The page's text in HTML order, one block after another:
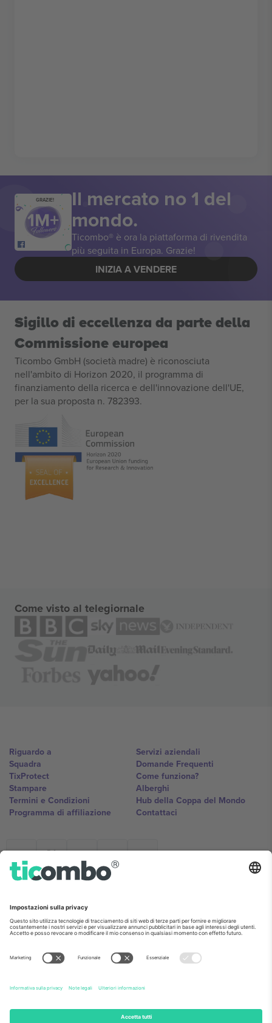
GRAZIE! Il mercato no 1 del
mondo.
Ticombo® è ora la piattaforma di rivendita
più seguita in Europa. Grazie!
INIZIA A VENDERE
Sigillo di eccellenza da parte della
Commissione europea
Ticombo GmbH (società madre) è riconosciuta
nell'ambito di Horizon 2020, il programma di
finanziamento della ricerca e dell'innovazione dell'UE,
per la sua proposta n. 782393.
Come visto al telegiornale
Riguardo a
Squadra
TixProtect
Stampare
Termini e Condizioni
Programma di affiliazione
Servizi aziendali
Domande Frequenti
Come funziona?
Alberghi
Hub della Coppa del Mondo
Contattaci
Ticombo Italia
Mimi Balkanska 132, 1540, Sofia,
base alla località, all'evento e/o al dominio. Per i dettagli controlla la
pagina specifica dell'evento, l'impronta e i termini.,